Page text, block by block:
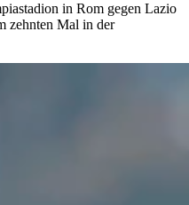
in Rom gegen Lazio
zehnten Mal in der